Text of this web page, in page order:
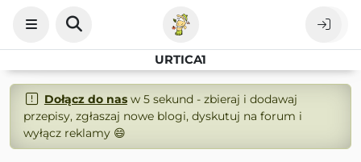
URTICA1
Dołącz do nasw 5 sekund - zbieraj i dodawaj
przepisy, zgłaszaj nowe blogi, dyskutuj na forum i
wyłącz reklamy 😄